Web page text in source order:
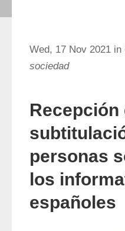
Wed, 17 Nov 2021 in
sociedad
Recepción
personas
los
españoles